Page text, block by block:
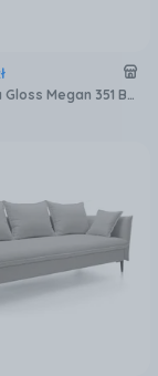
Piaski Sofa Gloss Megan 351 Beżowy 2.09x2.09m